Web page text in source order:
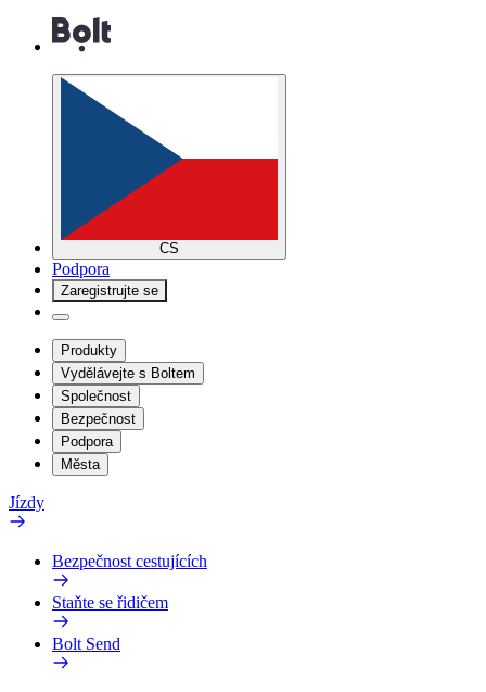
CS
Podpora
Zaregistrujte se
Produkty
Vydělávejte s Boltem
Společnost
Bezpečnost
Podpora
Města
Jízdy
Bezpečnost cestujících
Staňte se řidičem
Bolt Send